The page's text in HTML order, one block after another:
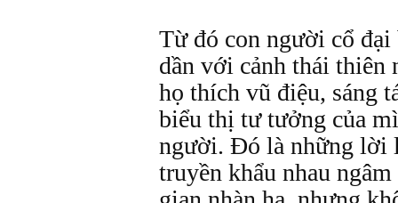
Từ đó con người cổ đại
dần với cảnh thái thiên
họ thích vũ điệu, sáng
biểu thị tư tưởng của
người. Đó là những lời
truyền khẩu nhau